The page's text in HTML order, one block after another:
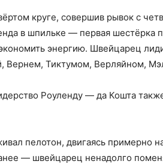
круге, совершив рывок с
в шпильке — первая шестёрка
энергию. Швейцарец
Вернем, Тиктумом, Верляйном,
Роуленду — да Кошта
пелотон, двигаясь примерно
— швейцарец ненадолго